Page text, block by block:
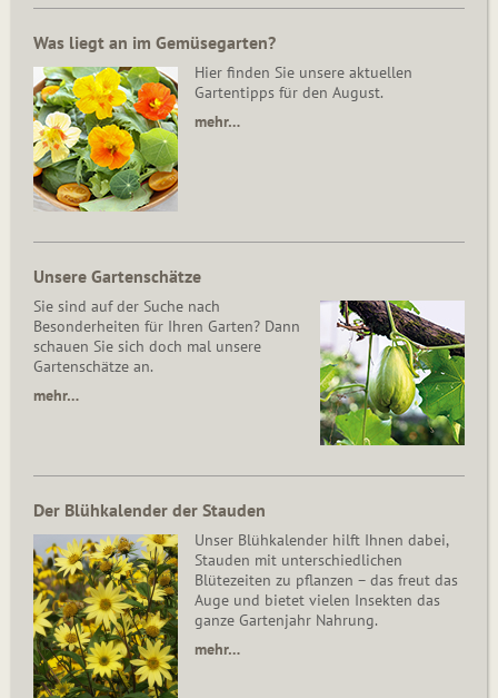
Was liegt an im Gemüsegarten?
Hier finden Sie unsere aktuellen
Gartentipps für den August.
mehr…
Unsere Gartenschätze
Sie sind auf der Suche nach
Besonderheiten für Ihren Garten? Dann
schauen Sie sich doch mal unsere
Gartenschätze an.
mehr…
Der Blühkalender der Stauden
Unser Blühkalender hilft Ihnen dabei,
Stauden mit unterschiedlichen
Blütezeiten zu pflanzen – das freut das
Auge und bietet vielen Insekten das
ganze Gartenjahr Nahrung.
mehr…